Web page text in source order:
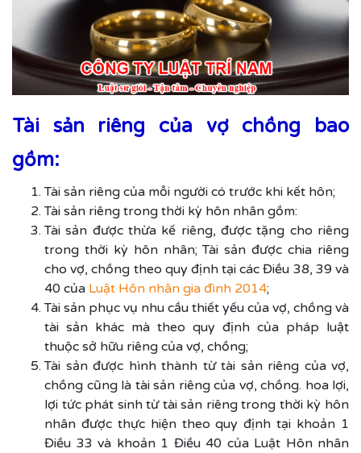
Tài sản riêng của vợ chồng bao
gồm:
Tài sản riêng của mỗi người có trước khi kết hôn;
Tài sản riêng trong thời kỳ hôn nhân gồm:
Tài sản được thừa kế riêng, được tặng cho riêng
trong thời kỳ hôn nhân; Tài sản được chia riêng
cho vợ, chồng theo quy định tại các Điều 38, 39 và
40 của Luật Hôn nhân gia đình 2014;
Tài sản phục vụ nhu cầu thiết yếu của vợ, chồng và
tài sản khác mà theo quy định của pháp luật
thuộc sở hữu riêng của vợ, chồng;
Tài sản được hình thành từ tài sản riêng của vợ,
chồng cũng là tài sản riêng của vợ, chồng. hoa lợi,
lợi tức phát sinh từ tài sản riêng trong thời kỳ hôn
nhân được thực hiện theo quy định tại khoản 1
Điều 33 và khoản 1 Điều 40 của Luật Hôn nhân